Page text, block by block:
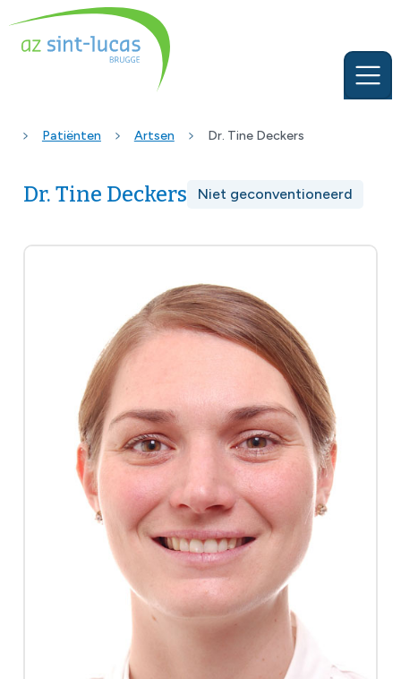
Patiënten Artsen Dr. Tine Deckers
Dr. Tine Deckers Niet geconventioneerd